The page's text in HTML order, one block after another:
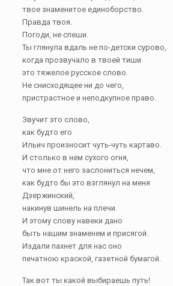
твое знаменитое единоборство.
Правда твоя.
Погоди, не спеши.
Ты глянула вдаль не по-детски сурово,
когда прозвучало в твоей тиши
это тяжелое русское слово.
Не снисходящее ни до чего,
пристрастное и неподкупное право.
Звучит это слово,
как будто его
Ильич произносит чуть-чуть картаво.
И столько в нем сухого огня,
что мне от него заслониться нечем,
как будто бы это взглянул на меня
Дзержинский,
накинув шинель на плечи.
И этому слову навеки дано
быть нашим знаменем и присягой.
Издали пахнет для нас оно
печатною краской, газетной бумагой.
Так вот ты какой выбираешь путь!